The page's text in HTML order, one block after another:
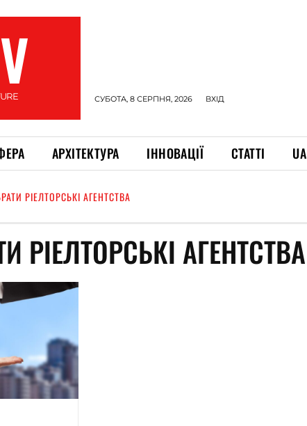
СУБОТА, 8 СЕРПНЯ, 2026 ВХІД
АРХІТЕКТУРА ІННОВАЦІЇ СТАТТІ UA
РІЕЛТОРСЬКІ АГЕНТСТВА
РІЕЛТОРСЬКІ АГЕНТСТВА